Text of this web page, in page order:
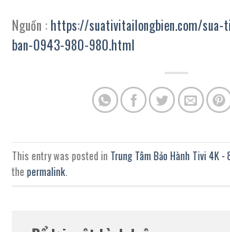
Nguồn : https://suativitailongbien.com/
ban-0943-980-980.html
This entry was posted in Trung Tâm Bảo Hành Tivi 4K -
the permalink